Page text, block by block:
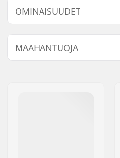
OMINAISUUDET
Polkimen akselin
halkaisija:
Polkimien materiaali:
MAAHANTUOJA